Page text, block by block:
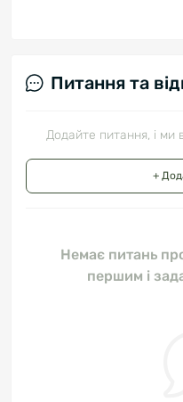
Питання та
Додайте питання, і ми
+
Немає питань
першим і